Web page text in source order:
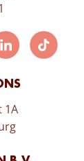
1A